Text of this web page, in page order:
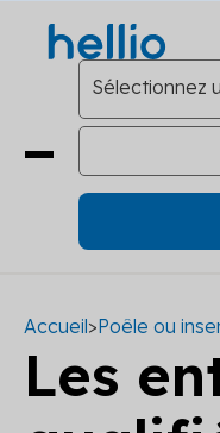
Accueil>Poêle ou
Les